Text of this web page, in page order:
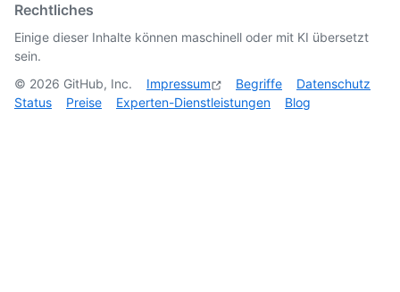
Rechtliches
Einige dieser Inhalte können maschinell oder mit KI übersetzt
sein.
© 2026 GitHub, Inc. Impressum Begriffe
Datenschutz
Status
Preise Experten-Dienstleistungen Blog